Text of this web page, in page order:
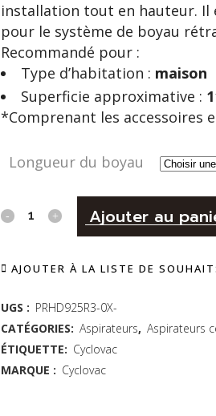
installation tout en hauteur. Il
pour le système de boyau
Recommandé pour :
Type d’habitation : maison
Superficie approximative :
*Comprenant les accessoires
Longueur du boyau
Aspirateur
HD925
hybride
avec
3
Ajouter au
AJOUTER À LA LISTE DE
UGS : PRHD925R3-0X-
CATÉGORIES: Aspirateurs, Aspirateurs
ÉTIQUETTE: Cyclovac
MARQUE : Cyclovac